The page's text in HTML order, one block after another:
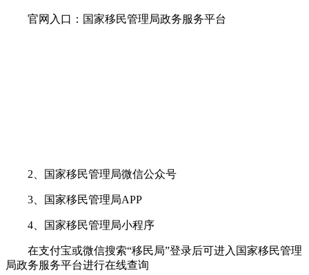
官网入口：国家移民管理局政务服务平台
2、国家移民管理局微信公众号
3、国家移民管理局APP
4、国家移民管理局小程序
在支付宝或微信搜索“移民局”登录后可进入国家移民管理
局政务服务平台进行在线查询